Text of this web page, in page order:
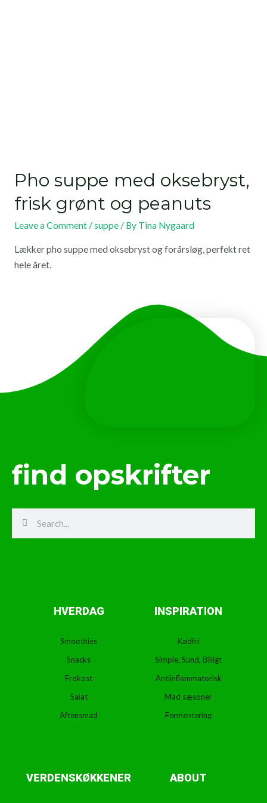
Pho suppe med oksebryst,
frisk grønt og peanuts
Leave a Comment /suppe/ By Tina Nygaard
Lækker pho suppe med oksebryst og forårsløg, perfekt ret
hele året.
find opskrifter
HVERDAG
Smoothies
Snacks
Frokost
Salat
Aftensmad
INSPIRATION
Kødfri
Simple, Sund, Billigt
Antiinflammatorisk
Mad sæsoner
Fermentering
VERDENSKØKKENER ABOUT